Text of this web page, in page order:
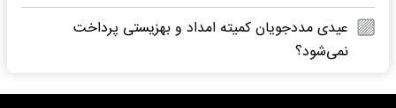
عیدی مددجویان کمیته امداد و بهزیستی پرداخت
نمی‌شود؟